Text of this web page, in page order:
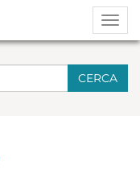
CERCA